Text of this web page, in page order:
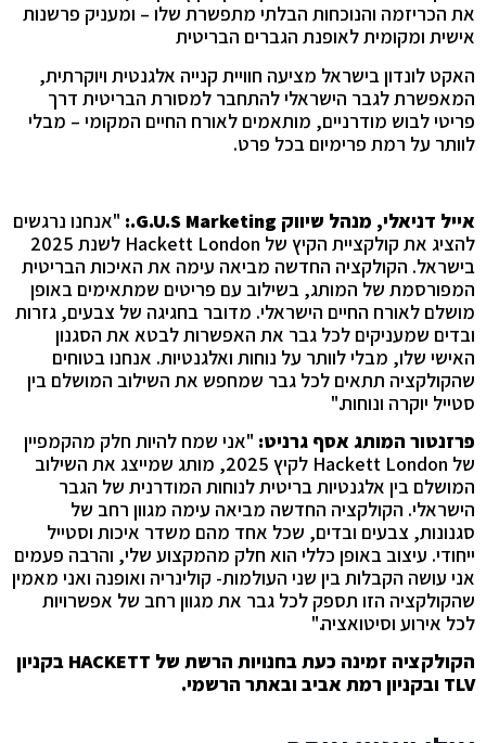
את הכריזמה והנוכחות הבלתי מתפשרת שלו – ומעניק פרשנות
אישית ומקומית לאופנת הגברים הבריטית
האקט לונדון בישראל מציעה חוויית קנייה אלגנטית ויוקרתית,
המאפשרת לגבר הישראלי להתחבר למסורת הבריטית דרך
פריטי לבוש מודרניים, מותאמים לאורח החיים המקומי – מבלי
לוותר על רמת פרימיום בכל פרט.
אייל דניאלי, מנהל שיווק G.U.S Marketing
.
: "אנחנו נרגשים
להציג את קולקציית הקיץ של Hackett London לשנת 2025
בישראל. הקולקציה החדשה מביאה עימה את האיכות הבריטית
המפורסמת של המותג, בשילוב עם פריטים שמתאימים באופן
מושלם לאורח החיים הישראלי. מדובר בחגיגה של צבעים, גזרות
ובדים שמעניקים לכל גבר את האפשרות לבטא את הסגנון
האישי שלו, מבלי לוותר על נוחות ואלגנטיות. אנחנו בטוחים
שהקולקציה תתאים לכל גבר שמחפש את השילוב המושלם בין
סטייל יוקרה ונוחות."
פרזנטור המותג אסף גרניט: "אני שמח להיות חלק מהקמפיין
של Hackett London לקיץ 2025, מותג שמייצג את השילוב
המושלם בין אלגנטיות בריטית לנוחות המודרנית של הגבר
הישראלי. הקולקציה החדשה מביאה עימה מגוון רחב של
סגנונות, צבעים ובדים, שכל אחד מהם משדר איכות וסטייל
ייחודי. עיצוב באופן כללי הוא חלק מהמקצוע שלי, והרבה פעמים
אני עושה הקבלות בין שני העולמות- קולינריה ואופנה ואני מאמין
שהקולקציה הזו תספק לכל גבר את מגוון רחב של אפשרויות
לכל אירוע וסיטואציה."
הקולקציה זמינה כעת בחנויות הרשת של HACKETT בקניון
TLV ובקניון רמת אביב ובאתר הרשמי.